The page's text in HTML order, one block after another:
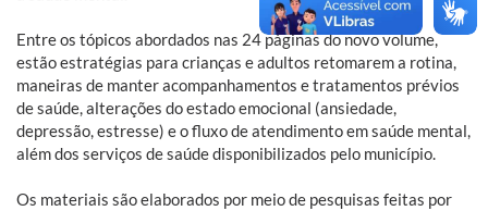
Entre os tópicos abordados nas 24 páginas do novo volume,
estão estratégias para crianças e adultos retomarem a rotina,
maneiras de manter acompanhamentos e tratamentos prévios
de saúde, alterações do estado emocional (ansiedade,
depressão, estresse) e o fluxo de atendimento em saúde mental,
além dos serviços de saúde disponibilizados pelo município.
Os materiais são elaborados por meio de pesquisas feitas por